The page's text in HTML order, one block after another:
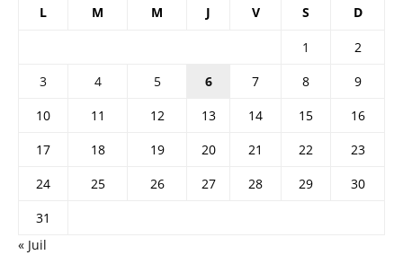
L M M J V S D
1
2
3
4 5 6 7 8
9
10
11 12 13 14 15
16
17
18 19 20 21 22
23
24
25 26 27 28 29
30
31
« Juil